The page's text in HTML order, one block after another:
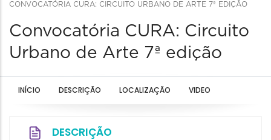
CONVOCATÓRIA CURA: CIRCUITO URBANO DE ARTE 7ª EDIÇÃO
Convocatória CURA: Circuito
Urbano de Arte 7ª edição
INÍCIO DESCRIÇÃO LOCALIZAÇÃO VIDEO
DESCRIÇÃO